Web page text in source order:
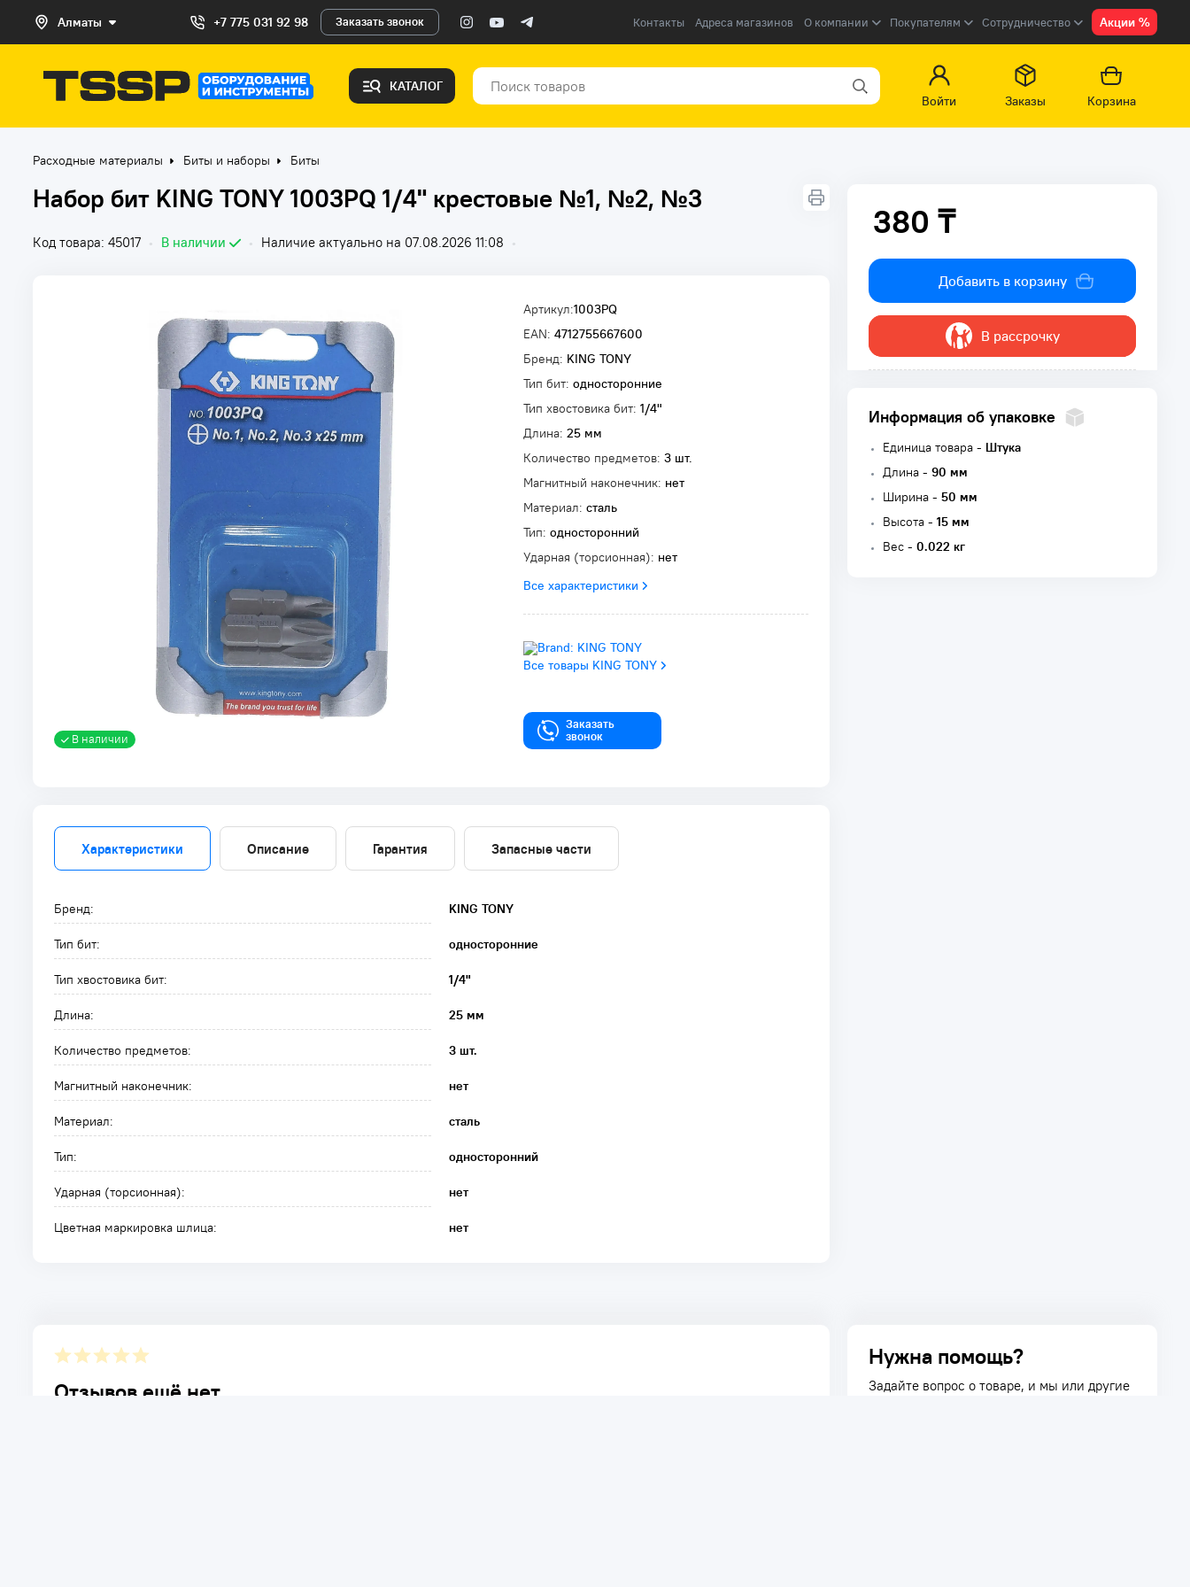
Алматы +7 775 031 92 98 Заказать звонок Контакты Адреса магазинов О компании Покупателям Сотрудничество Акции %
КАТАЛОГ
Войти
Заказы Корзина
Расходные материалы Биты и наборы Биты
Набор бит KING TONY 1003PQ 1/4" крестовые №1, №2, №3
Код товара: 45017 • В наличии • Наличие актуально на 07.08.2026 11:08 •
В наличии
Артикул:1003PQ
EAN: 4712755667600
Бренд: KING TONY
Тип бит: односторонние
Тип хвостовика бит: 1/4"
Длина: 25 мм
Количество предметов: 3 шт.
Магнитный наконечник: нет
Материал: сталь
Тип: односторонний
Ударная (торсионная): нет
Все характеристики
Все товары KING TONY
Заказать
звонок
380 ₸
380 ₸
Добавить в корзину
В рассрочку
Информация об упаковке
Единица товара - Штука
Длина - 90 мм
Ширина - 50 мм
Высота - 15 мм
Вес - 0.022 кг
Характеристики Описание Гарантия Запасные части
Бренд: KING TONY
Тип бит: односторонние
Тип хвостовика бит: 1/4"
Длина: 25 мм
Количество предметов: 3 шт.
Магнитный наконечник: нет
Материал: сталь
Тип: односторонний
Ударная (торсионная): нет
Цветная маркировка шлица: нет
Отзывов ещё нет.
Нужна помощь?
Задайте вопрос о товаре, и мы или другие